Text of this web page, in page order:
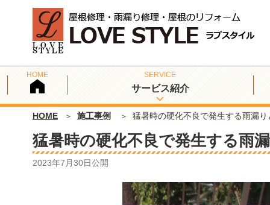
サービス紹介
HOME 施工事例 猛暑時の硬化不良で発生する雨漏り
猛暑時の硬化不良で発生する雨
2023年7月30日公開